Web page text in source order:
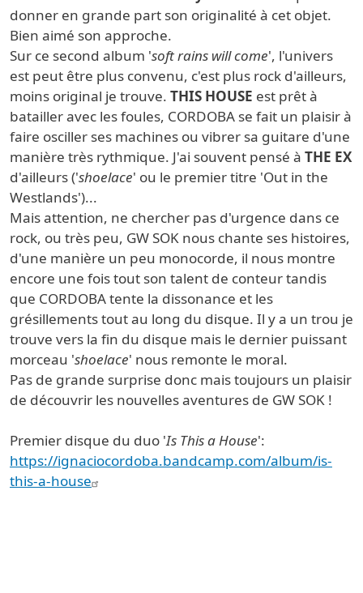
donner en grande part son originalité à cet objet.
Bien aimé son approche.
Sur ce second album 'soft rains will come', l'univers
est peut être plus convenu, c'est plus rock d'ailleurs,
moins original je trouve. THIS HOUSE est prêt à
batailler avec les foules, CORDOBA se fait un plaisir à
faire osciller ses machines ou vibrer sa guitare d'une
manière très rythmique. J'ai souvent pensé à THE EX
d'ailleurs ('shoelace' ou le premier titre 'Out in the
Westlands')...
Mais attention, ne chercher pas d'urgence dans ce
rock, ou très peu, GW SOK nous chante ses histoires,
d'une manière un peu monocorde, il nous montre
encore une fois tout son talent de conteur tandis
que CORDOBA tente la dissonance et les
grésillements tout au long du disque. Il y a un trou je
trouve vers la fin du disque mais le dernier puissant
morceau 'shoelace' nous remonte le moral.
Pas de grande surprise donc mais toujours un plaisir
de découvrir les nouvelles aventures de GW SOK !
Premier disque du duo 'Is This a House':
https://ignaciocordoba.bandcamp.com/album/is-
this-a-house